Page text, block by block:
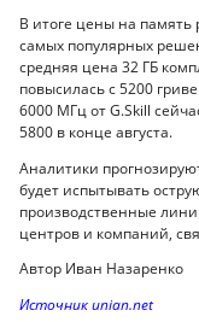
В итоге цены на память
самых популярных
средняя цена 32 ГБ
повысилась с 5200
6000 МГц от G.Skill
5800 в конце августа.
Аналитики
будет испытывать
производственные
центров и компаний,
Автор Иван Назаренко
Источник unian.net